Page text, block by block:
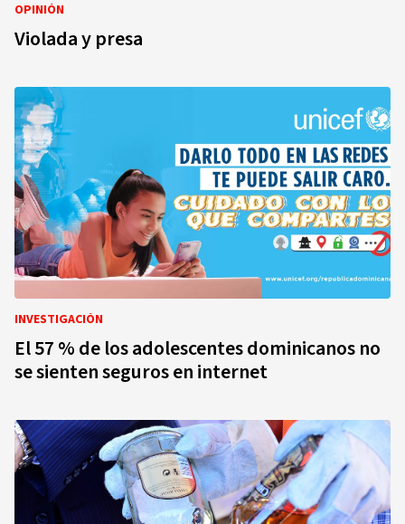
OPINIÓN
Violada y presa
INVESTIGACIÓN
El 57 % de los adolescentes dominicanos no
se sienten seguros en internet